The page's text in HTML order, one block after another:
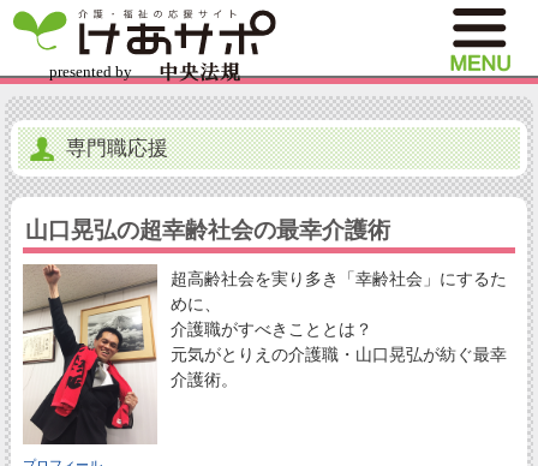
専門職応援
山口晃弘の超幸齢社会の最幸介護術
超高齢社会を実り多き「幸齢社会」にするた
めに、
介護職がすべきこととは？
元気がとりえの介護職・山口晃弘が紡ぐ最幸
介護術。